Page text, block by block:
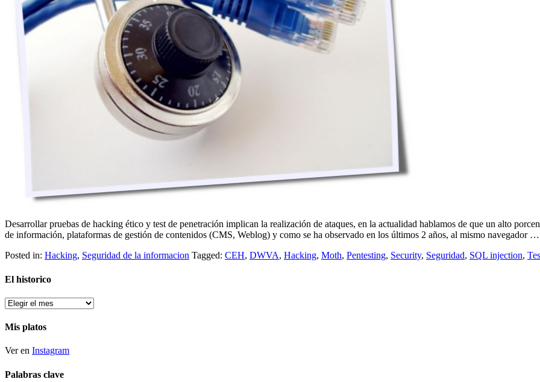
Desarrollar pruebas de hacking ético y test de penetración implican la realización de ataques, en la actualidad hablamos de que un alto
de información, plataformas de gestión de contenidos (CMS, Weblog) y como se ha observado en los últimos 2 años, al mismo navegador …
Posted in: Hacking, Seguridad de la informacion Tagged: CEH, DWVA, Hacking, Moth, Pentesting, Security, Seguridad, SQL injection,
El historico
El
Mis platos
Ver en Instagram
Palabras clave